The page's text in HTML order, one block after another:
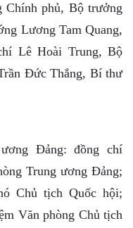
Chính phủ, Bộ trưởng
Lương Tam Quang,
Lê Hoài Trung, Bộ
Đức Thắng, Bí thư
Đảng: đồng chí
Trung ương Đảng;
Chủ tịch Quốc hội;
Văn phòng Chủ tịch